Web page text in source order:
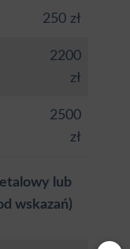
250 zł
2200
zł
2500
zł
lub
wskazań)